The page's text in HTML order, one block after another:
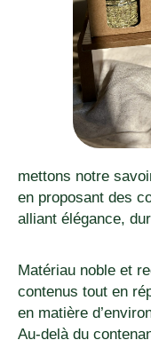
mettons notre
en proposant des
alliant élégance,
Matériau noble et
contenus tout en
en matière
Au-delà du